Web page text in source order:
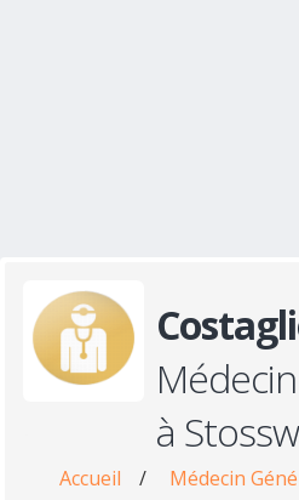
à
Accueil / Médecin